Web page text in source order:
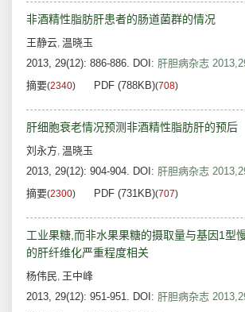
非酒精性脂肪肝患者的肠道菌群的情况
王静云, 温晓玉
2013, 29(12): 886-886. DOI: 肝胆病杂志
摘要(2340) PDF (788KB)(708)
肝细胞衰老情况预测非酒精性脂肪肝的预后
刘永方, 温晓玉
2013, 29(12): 904-904. DOI: 肝胆病杂志
摘要(2300) PDF (731KB)(707)
工业果糖,而非水果果糖的摄取量与基因1型
的肝纤维化严重程度相关
杨伟民, 王中峰
2013, 29(12): 951-951. DOI: 肝胆病杂志